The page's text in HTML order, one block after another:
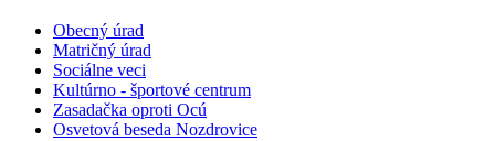
Obecný úrad
Matričný úrad
Sociálne veci
Kultúrno - športové centrum
Zasadačka oproti Ocú
Osvetová beseda Nozdrovice